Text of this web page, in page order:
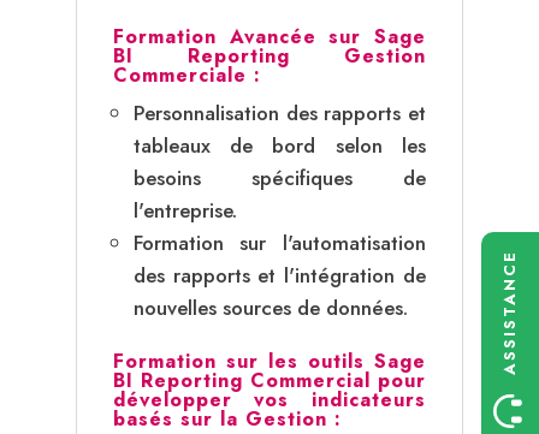
Formation Avancée sur Sage
BI Reporting Gestion
Commerciale :
Personnalisation des rapports et
tableaux de bord selon les
besoins spécifiques de
l'entreprise.
Formation sur l'automatisation
des rapports et l'intégration de
nouvelles sources de données.
Formation sur les outils Sage
BI Reporting Commercial pour
développer vos indicateurs
basés sur la Gestion :
ASSISTANCE